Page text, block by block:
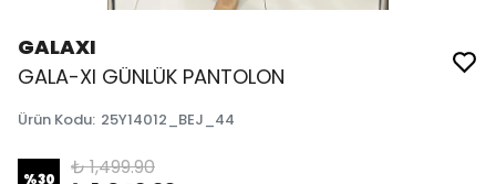
GALAXI
GALA-XI GÜNLÜK PANTOLON
Ürün Kodu: 25Y14012_BEJ_44
%30 ₺ 1,499.90